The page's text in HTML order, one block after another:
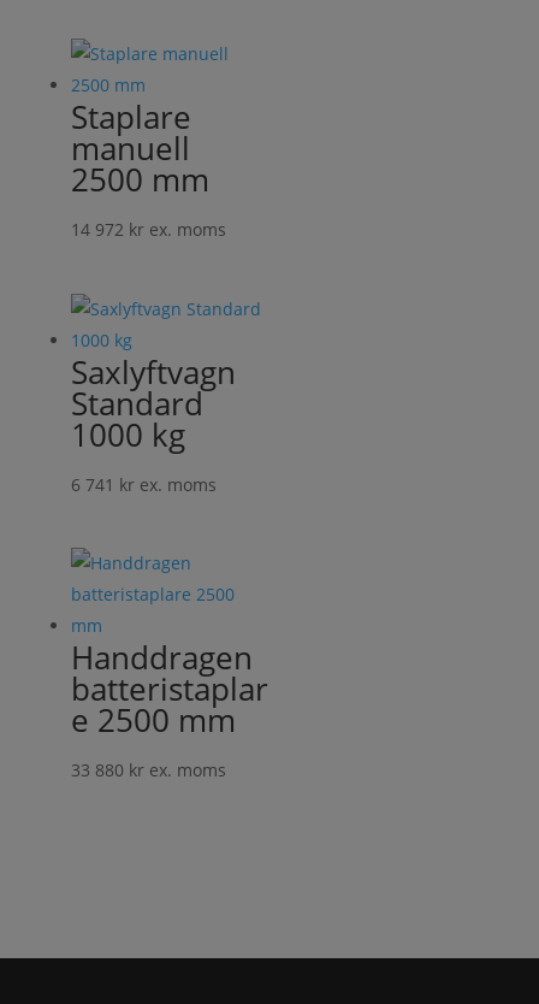
Staplare
manuell
2500 mm
14 972 kr ex. moms
Saxlyftvagn
Standard
1000 kg
6 741 kr ex. moms
Handdragen
batteristaplar
e 2500 mm
33 880 kr ex. moms